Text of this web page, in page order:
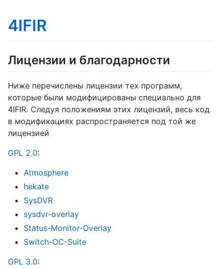
4IFIR
Лицензии и благодарности
Ниже перечислены лицензии тех программ,
которые были модифицированы специально для
4IFIR. Следуя положениям этих лицензий, весь код
в модификациях распространяется под той же
лицензией
GPL 2.0:
Atmosphere
hekate
SysDVR
sysdvr-overlay
Status-Monitor-Overlay
Switch-OC-Suite
GPL 3.0: